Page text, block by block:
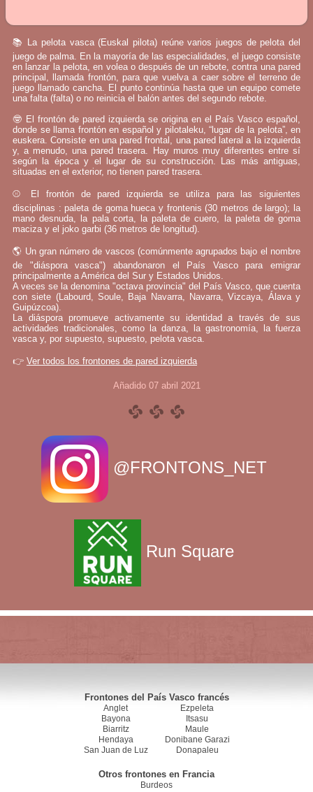
📚 La pelota vasca (Euskal pilota) reúne varios juegos de pelota del
juego de palma. En la mayoría de las especialidades, el juego consiste
en lanzar la pelota, en volea o después de un rebote, contra una pared
principal, llamada frontón, para que vuelva a caer sobre el terreno de
juego llamado cancha. El punto continúa hasta que un equipo comete
una falta (falta) o no reinicia el balón antes del segundo rebote.
🤓 El frontón de pared izquierda se origina en el País Vasco español,
donde se llama frontón en español y pilotaleku, “lugar de la pelota”, en
euskera. Consiste en una pared frontal, una pared lateral a la izquierda
y, a menudo, una pared trasera. Hay muros muy diferentes entre sí
según la época y el lugar de su construcción. Las más antiguas,
situadas en el exterior, no tienen pared trasera.
⚾ El frontón de pared izquierda se utiliza para las siguientes
disciplinas : paleta de goma hueca y frontenis (30 metros de largo); la
mano desnuda, la pala corta, la paleta de cuero, la paleta de goma
maciza y el joko garbi (36 metros de longitud).
🌎 Un gran número de vascos (comúnmente agrupados bajo el nombre
de "diáspora vasca") abandonaron el País Vasco para emigrar
principalmente a América del Sur y Estados Unidos.
A veces se la denomina "octava provincia" del País Vasco, que cuenta
con siete (Labourd, Soule, Baja Navarra, Navarra, Vizcaya, Álava y
Guipúzcoa).
La diáspora promueve activamente su identidad a través de sus
actividades tradicionales, como la danza, la gastronomía, la fuerza
vasca y, por supuesto, supuesto, pelota vasca.
👉 Ver todos los frontones de pared izquierda
Añadido 07 abril 2021
@FRONTONS_NET
Run Square
Frontones del País Vasco francés
Anglet
Bayona
Biarritz
Hendaya
San Juan de Luz
Ezpeleta
Itsasu
Maule
Donibane Garazi
Donapaleu
Otros frontones en Francia
Burdeos